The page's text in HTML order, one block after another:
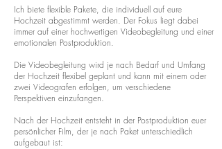
Ich biete flexible Pakete, die individuell auf eure
Hochzeit abgestimmt werden. Der Fokus liegt dabei
immer auf einer hochwertigen Videobegleitung und einer
emotionalen Postproduktion.
Die Videobegleitung wird je nach Bedarf und Umfang
der Hochzeit flexibel geplant und kann mit einem oder
zwei Videografen erfolgen, um verschiedene
Perspektiven einzufangen.
Nach der Hochzeit entsteht in der Postproduktion euer
persönlicher Film, der je nach Paket unterschiedlich
aufgebaut ist: